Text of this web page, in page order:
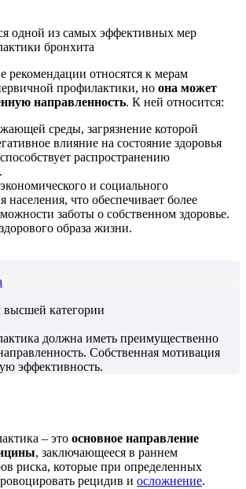
одной из самых эффективных мер
бронхита
рекомендации относятся к мерам
профилактики, но она может
направленность. К ней относится:
среды, загрязнение которой
влияние на состояние здоровья
распространению
и социального
населения, что обеспечивает более
заботы о собственном здоровье.
образа жизни.
высшей категории
должна иметь преимущественно
Собственная мотивация
эффективность.
– это основное направление
, заключающееся в раннем
риска, которые при определенных
рецидив и осложнение.